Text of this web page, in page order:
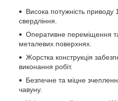
Висока потужність
свердління.
Оперативне переміщення
металевих поверхнях.
Жорстка конструкція
виконання робіт.
Безпечне та міцне
чавуну.